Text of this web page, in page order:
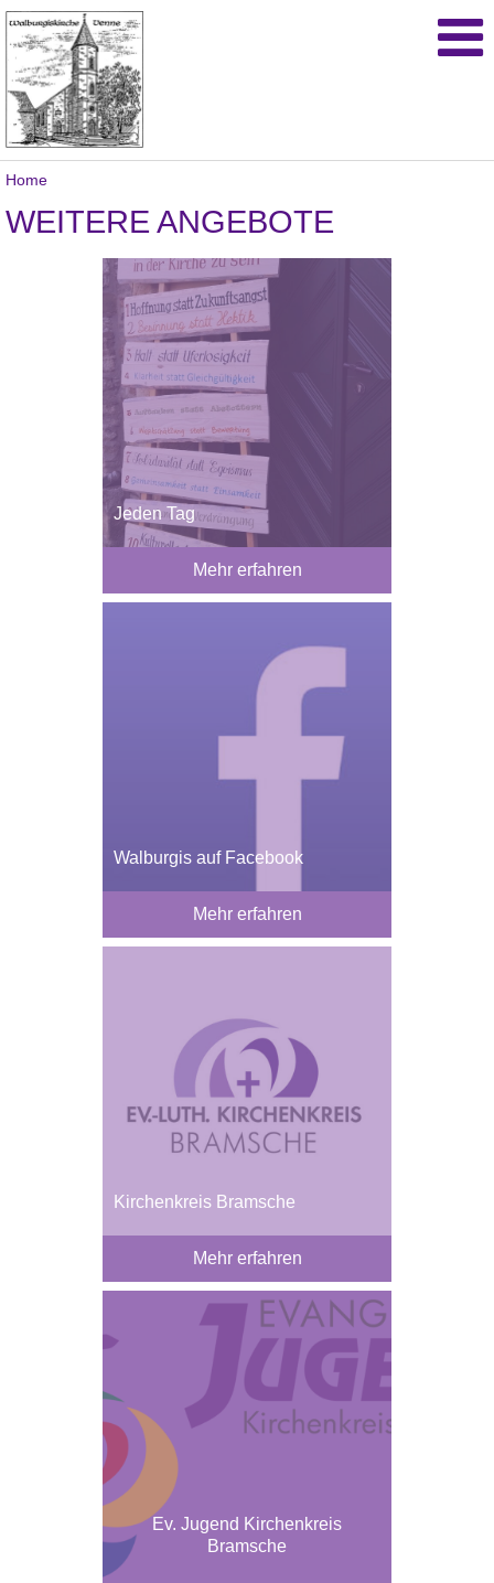
Home
WEITERE ANGEBOTE
Jeden Tag
Mehr erfahren
Walburgis auf Facebook
Mehr erfahren
Kirchenkreis Bramsche
Mehr erfahren
Ev. Jugend Kirchenkreis
Bramsche